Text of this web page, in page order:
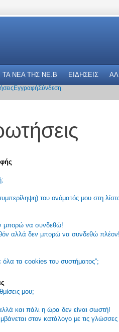
ΤΑ ΝΕΑ THΣ NE.B ΕΙΔΗΣΕΙΣ
ΕγγραφήΣύνδεση
του ονόματός μου στη
μπορώ να συνδεθώ!
αλλά δεν μπορώ να συνδεθώ
όλα τα cookies του συστήματος”;
μου;
και πάλι η ώρα δεν είναι σωστή!
στον κατάλογο με τις γλώσσες